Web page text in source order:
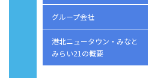
グループ会社
港北ニュータウン・みなと
みらい21の概要